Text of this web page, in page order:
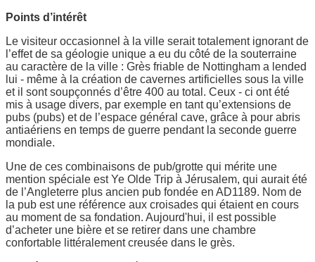
Points d’intérêt
Le visiteur occasionnel à la ville serait totalement ignorant de
l’effet de sa géologie unique a eu du côté de la souterraine
au caractère de la ville : Grès friable de Nottingham a lended
lui - même à la création de cavernes artificielles sous la ville
et il sont soupçonnés d’être 400 au total. Ceux - ci ont été
mis à usage divers, par exemple en tant qu’extensions de
pubs (pubs) et de l’espace général cave, grâce à pour abris
antiaériens en temps de guerre pendant la seconde guerre
mondiale.
Une de ces combinaisons de pub/grotte qui mérite une
mention spéciale est Ye Olde Trip à Jérusalem, qui aurait été
de l’Angleterre plus ancien pub fondée en AD1189. Nom de
la pub est une référence aux croisades qui étaient en cours
au moment de sa fondation. Aujourd'hui, il est possible
d’acheter une bière et se retirer dans une chambre
confortable littéralement creusée dans le grès.